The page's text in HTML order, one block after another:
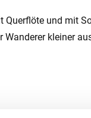
Querflöte und mit
kleiner